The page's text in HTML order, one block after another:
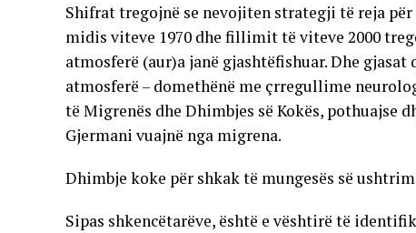
Shifrat tregojnë se nevojiten strategji të reja
midis viteve 1970 dhe fillimit të viteve 2000
atmosferë (aur)a janë gjashtëfishuar. Dhe
atmosferë – domethënë me çrregullime
të Migrenës dhe Dhimbjes së Kokës, pothuajse
Gjermani vuajnë nga migrena.
Dhimbje koke për shkak të mungesës së
Sipas shkencëtarëve, është e vështirë të